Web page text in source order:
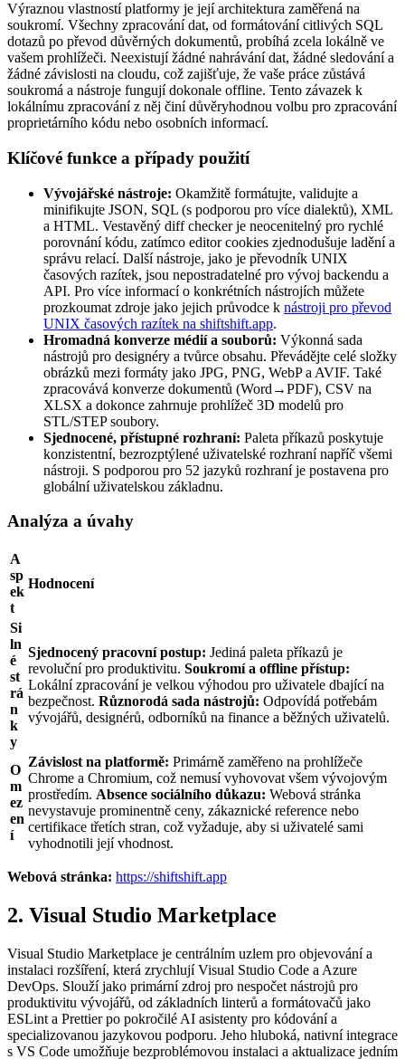
Výraznou vlastností platformy je její architektura zaměřená na
soukromí. Všechny zpracování dat, od formátování citlivých SQL
dotazů po převod důvěrných dokumentů, probíhá zcela lokálně ve
vašem prohlížeči. Neexistují žádné nahrávání dat, žádné sledování a
žádné závislosti na cloudu, což zajišťuje, že vaše práce zůstává
soukromá a nástroje fungují dokonale offline. Tento závazek k
lokálnímu zpracování z něj činí důvěryhodnou volbu pro zpracování
proprietárního kódu nebo osobních informací.
Klíčové funkce a případy použití
Vývojářské nástroje: Okamžitě formátujte, validujte a
minifikujte JSON, SQL (s podporou pro více dialektů), XML
a HTML. Vestavěný diff checker je neocenitelný pro rychlé
porovnání kódu, zatímco editor cookies zjednodušuje ladění a
správu relací. Další nástroje, jako je převodník UNIX
časových razítek, jsou nepostradatelné pro vývoj backendu a
API. Pro více informací o konkrétních nástrojích můžete
prozkoumat zdroje jako jejich průvodce k nástroji pro převod
UNIX časových razítek na shiftshift.app.
Hromadná konverze médií a souborů: Výkonná sada
nástrojů pro designéry a tvůrce obsahu. Převádějte celé složky
obrázků mezi formáty jako JPG, PNG, WebP a AVIF. Také
zpracovává konverze dokumentů (Word→PDF), CSV na
XLSX a dokonce zahrnuje prohlížeč 3D modelů pro
STL/STEP soubory.
Sjednocené, přístupné rozhraní: Paleta příkazů poskytuje
konzistentní, bezrozptýlené uživatelské rozhraní napříč všemi
nástroji. S podporou pro 52 jazyků rozhraní je postavena pro
globální uživatelskou základnu.
Analýza a úvahy
A
sp
ek
t
Hodnocení
Si
ln
é
st
rá
n
k
y
Sjednocený pracovní postup: Jediná paleta příkazů je
revoluční pro produktivitu. Soukromí a offline přístup:
Lokální zpracování je velkou výhodou pro uživatele dbající na
bezpečnost. Různorodá sada nástrojů: Odpovídá potřebám
vývojářů, designérů, odborníků na finance a běžných uživatelů.
O
m
ez
en
í
Závislost na platformě: Primárně zaměřeno na prohlížeče
Chrome a Chromium, což nemusí vyhovovat všem vývojovým
prostředím. Absence sociálního důkazu: Webová stránka
nevystavuje prominentně ceny, zákaznické reference nebo
certifikace třetích stran, což vyžaduje, aby si uživatelé sami
vyhodnotili její vhodnost.
Webová stránka: https://shiftshift.app
2. Visual Studio Marketplace
Visual Studio Marketplace je centrálním uzlem pro objevování a
instalaci rozšíření, která zrychlují Visual Studio Code a Azure
DevOps. Slouží jako primární zdroj pro nespočet nástrojů pro
produktivitu vývojářů, od základních linterů a formátovačů jako
ESLint a Prettier po pokročilé AI asistenty pro kódování a
specializovanou jazykovou podporu. Jeho hluboká, nativní integrace
s VS Code umožňuje bezproblémovou instalaci a aktualizace jedním